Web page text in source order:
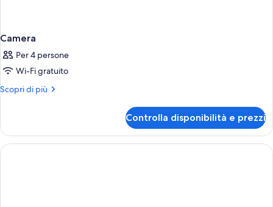
Camera
Per 4 persone
Wi-Fi gratuito
Scopri di più
Altri
Controlla disponibilità e prezzi